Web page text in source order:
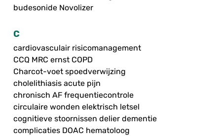
budesonide Novolizer
C
cardiovasculair risicomanagement
CCQ MRC ernst COPD
Charcot-voet spoedverwijzing
cholelithiasis acute pijn
chronisch AF frequentiecontrole
circulaire wonden elektrisch letsel
cognitieve stoornissen delier dementie
complicaties DOAC hematoloog